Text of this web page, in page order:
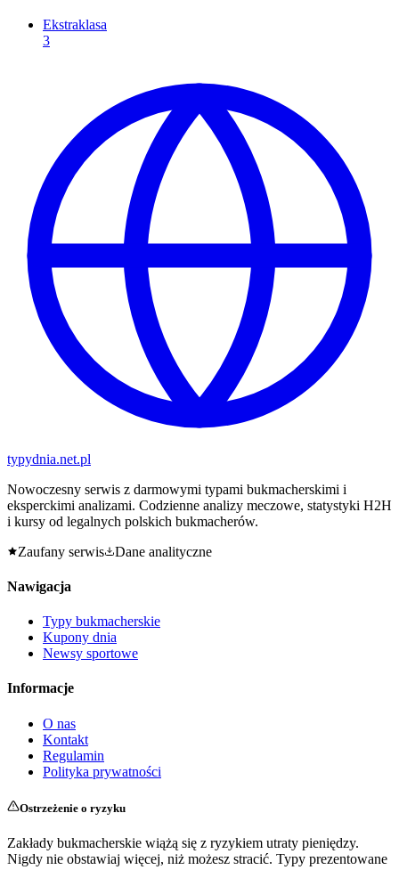
Ekstraklasa
3
typydnia.net.pl
Nowoczesny serwis z darmowymi typami bukmacherskimi i
eksperckimi analizami. Codzienne analizy meczowe, statystyki H2H
i kursy od legalnych polskich bukmacherów.
Zaufany serwis
Dane analityczne
Nawigacja
Typy bukmacherskie
Kupony dnia
Newsy sportowe
Informacje
O nas
Kontakt
Regulamin
Polityka prywatności
Ostrzeżenie o ryzyku
Zakłady bukmacherskie wiążą się z ryzykiem utraty pieniędzy.
Nigdy nie obstawiaj więcej, niż możesz stracić. Typy prezentowane